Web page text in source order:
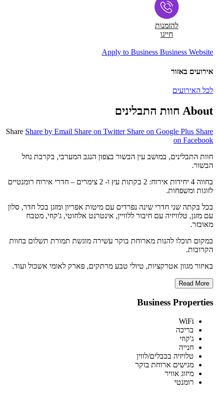
להזמנות
חייגו
Apply to Business Business Website
אירועים באזור
לכל האירועים
About חוות התבלינים
Share Share by Email Share on Twitter Share on Google Plus Share
on Facebook
חוות התבלינים, במושב עין הבשור בצפון הנגב המערבי, בקרבת נחל
הבשור.
בחווה 4 יחידות אירוח: 2 בקתות עץ ו- 2 צימרים – חדרי אירוח רומנטיים
לזוגות ומשפחות.
בכל בקתה שני חדרי שינה נפרדים עם מיטות אפריון ומזגן בכל חדר, סלון
עם מזגן, טלוויזיה עם חיבור ללוויין, אינטרנט אלחוטי, ג'קוזי, מטבח
מאובזר.
במקום תוכלו להנות מארוחת בוקר עשירה מוגשת תמורת תשלום בחוות
הקרובות.
באיזור מגוון אטרקציות, טיולי טבע מרתקים, פארק לאומי אשכול ועוד.
Read More
Business Properties
WiFi
בריכה
ג'קוזי
חנייה
טלויזיה בכבלים/לווין
מגישים ארוחת בוקר
מיזוג אוויר
רומנטי